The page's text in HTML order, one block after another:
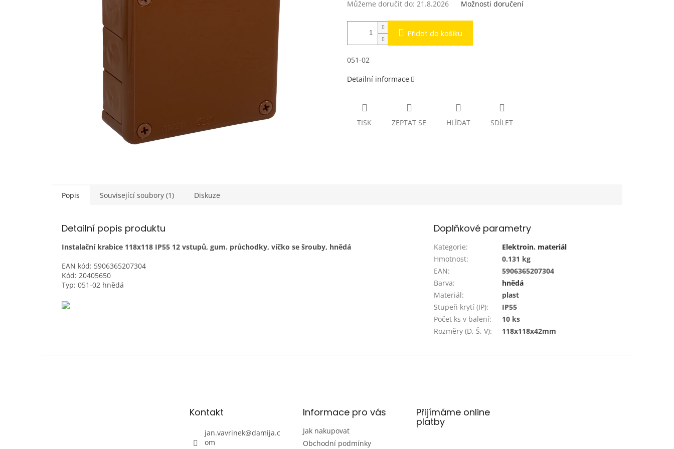
Můžeme doručit do: 21.8.2026 Možnosti doručení
Přidat do košíku
051-02
Detailní informace
TISK ZEPTAT SE HLÍDAT SDÍLET
Popis Související soubory (1) Diskuze
Detailní popis produktu
Instalační krabice 118x118 IP55 12 vstupů, gum. průchodky, víčko se šrouby, hnědá
EAN kód: 5906365207304
Kód: 20405650
Typ: 051-02 hnědá
Doplňkové parametry
Kategorie:
Elektroin. materiál
Hmotnost:
0.131 kg
EAN:
5906365207304
Barva:
hnědá
Materiál:
plast
Stupeň krytí (IP):
IP55
Počet ks v balení:
10 ks
Rozměry (D, Š, V): 118x118x42mm
Kontakt
jan.vavrinek@damija.c
om
Informace pro vás
Jak nakupovat
Obchodní podmínky
Přijímáme online
platby